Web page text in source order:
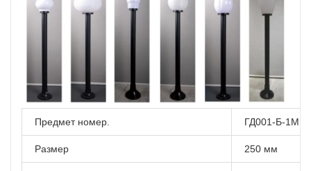
Предмет номер. ГД001-Б-1М
Размер 250 мм